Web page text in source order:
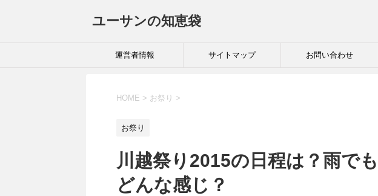
ユーサンの知恵袋
運営者情報 サイトマップ お問い合わせ
HOME > お祭り >
お祭り
川越祭り2015の日程は？雨で
どんな感じ？